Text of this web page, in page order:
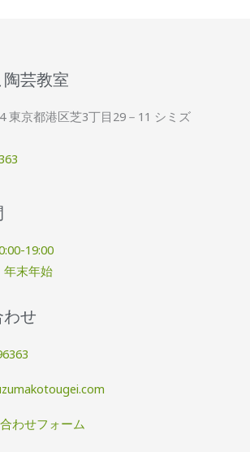
芸教室
東京都港区芝3丁目29－11 シミズ
19:00
末年始
せ
わせフォーム